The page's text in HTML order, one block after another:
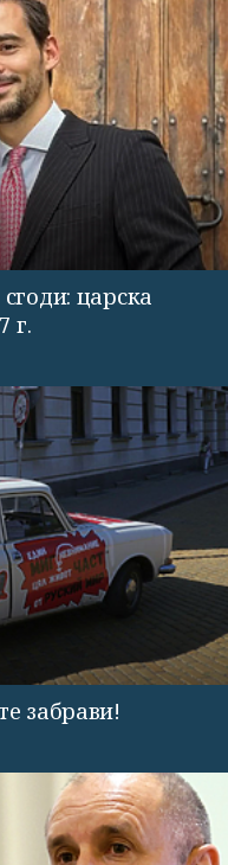
царска
г.
забрави!